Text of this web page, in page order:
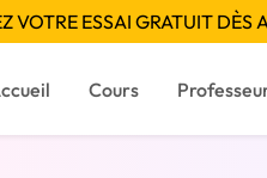
VOTRE ESSAI GRATUIT DÈS
Cours